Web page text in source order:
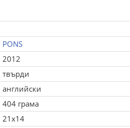
PONS
2012
твърди
английски
404 грама
21x14